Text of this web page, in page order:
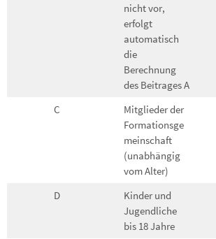
nicht vor,
erfolgt
automatisch
die
Berechnung
des Beitrages A
C
Mitglieder der
Formationsge
meinschaft
(unabhängig
vom Alter)
D
Kinder und
Jugendliche
bis 18 Jahre